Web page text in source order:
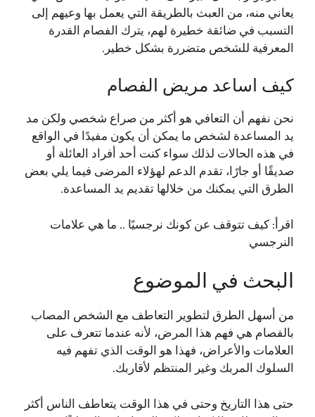
يعاني منه، من العبث بالطريقة التي يعمل بها وعيهم إلى
التسبب في ضائقة خطيرة لهم، يترك الفصام القدرة
المعرفية للشخص متضررة بشكل خطير.
كيف اساعد مريض الفصام
نحن نفهم أن التعافي هو أكثر من صراع شخصي ولكن مد
يد المساعدة لشخص ما يمكن أن يكون مفيدًا في الواقع
في هذه الحالات لذلك سواء كنت أحد أفراد العائلة أو
صديقًا أو جارًا، تقدم الدعم لهؤلاء المرضى فيما يلي بعض
الطرق التي يمكنك من خلالها تقديم يد المساعدة.
اقرأ: كيف تتوقف عن كونك نرجسيًا .. ما هي علامات
النرجسي
البحث في الموضوع
من أسهل الطرق لتطوير التعاطف مع الشخص المصاب
بالفصام هي فهم هذا المرض، لأنه عندما تتعرف على
العلامات والأعراض، فهذا هو الوقت الذي تفهم فيه
السلوك المربك وغير المنتظم لأقاربك.
حتى هذا التاريخ وحتى في هذا الوقت يتعاطف الناس أكثر